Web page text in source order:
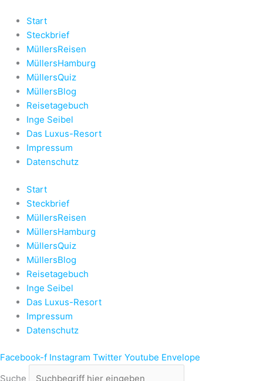
Inhalt
springen
Start
Steckbrief
MüllersReisen
MüllersHamburg
MüllersQuiz
MüllersBlog
Reisetagebuch
Inge Seibel
Das Luxus-Resort
Impressum
Datenschutz
Start
Steckbrief
MüllersReisen
MüllersHamburg
MüllersQuiz
MüllersBlog
Reisetagebuch
Inge Seibel
Das Luxus-Resort
Impressum
Datenschutz
Facebook-f Instagram Twitter Youtube Envelope
Suche